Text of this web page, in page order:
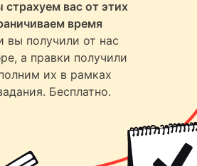
вас от этих
время
вы получили от нас
а правки получили
их в рамках
Бесплатно.